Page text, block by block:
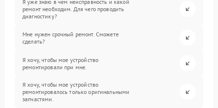
Я уже знаю в чем неисправность и какой
ремонт необходим. Для чего проводить
диагностику?
Мне нужен срочный ремонт. Сможете
сделать?
Я хочу, чтобы мое устройство
ремонтировали при мне.
Я хочу, чтобы мое устройство
ремонтировалось только оригинальными
запчастями.